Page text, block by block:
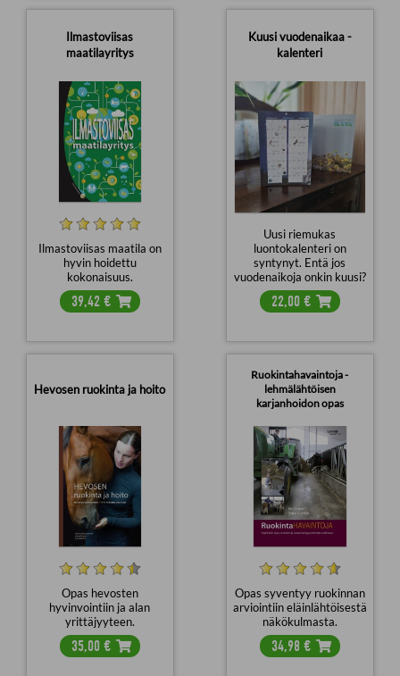
Ilmastoviisas
maatilayritys
Ilmastoviisas maatila on
hyvin hoidettu
kokonaisuus.
€
39,42
Kuusi vuodenaikaa -
kalenteri
Uusi riemukas
luontokalenteri on
syntynyt. Entä jos
vuodenaikoja onkin kuusi?
€
22,00
Hevosen ruokinta ja hoito
Opas hevosten
hyvinvointiin ja alan
yrittäjyyteen.
€
35,00
Ruokintahavaintoja -
lehmälähtöisen
karjanhoidon opas
Opas syventyy ruokinnan
arviointiin eläinlähtöisestä
näkökulmasta.
€
34,98